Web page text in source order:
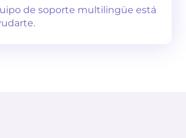
de soporte multilingüe está